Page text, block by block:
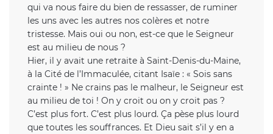
qui va nous faire du bien de ressasser, de ruminer
les uns avec les autres nos colères et notre
tristesse. Mais oui ou non, est-ce que le Seigneur
est au milieu de nous ?
Hier, il y avait une retraite à Saint-Denis-du-Maine,
à la Cité de l’Immaculée, citant Isaïe : « Sois sans
crainte ! » Ne crains pas le malheur, le Seigneur est
au milieu de toi ! On y croit ou on y croit pas ?
C’est plus fort. C’est plus lourd. Ça pèse plus lourd
que toutes les souffrances. Et Dieu sait s’il y en a